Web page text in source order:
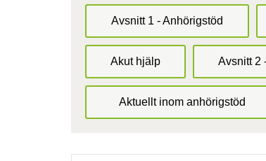
Avsnitt 1 - Anhörigstöd
Akut hjälp Avsnitt 2
Aktuellt inom anhörigstöd